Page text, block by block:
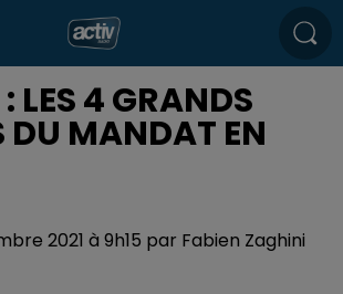
LES 4 GRANDS
DU MANDAT EN
2021 à 9h15 par Fabien Zaghini